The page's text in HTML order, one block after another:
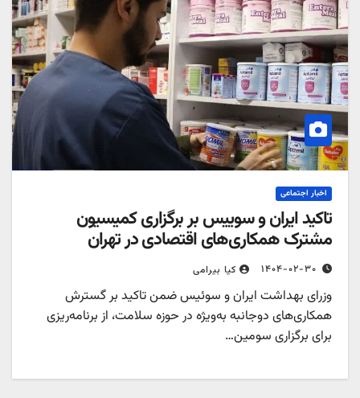
اخبار اجتماعی
تاکید ایران و سوییس بر برگزاری کمیسیون
مشترک همکاری‌های اقتصادی در تهران
۱۴۰۴-۰۲-۳۰ کیا بیرامی
وزرای بهداشت ایران و سوئیس ضمن تاکید بر گسترش
همکاری‌های دوجانبه به‌ویژه در حوزه سلامت، از برنامه‌ریزی
برای برگزاری سومین…